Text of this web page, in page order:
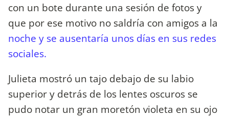
con un bote durante una sesión de fotos y
que por ese motivo no saldría con amigos a la
noche y se ausentaría unos días en sus redes
sociales.
Julieta mostró un tajo debajo de su labio
superior y detrás de los lentes oscuros se
pudo notar un gran moretón violeta en su ojo